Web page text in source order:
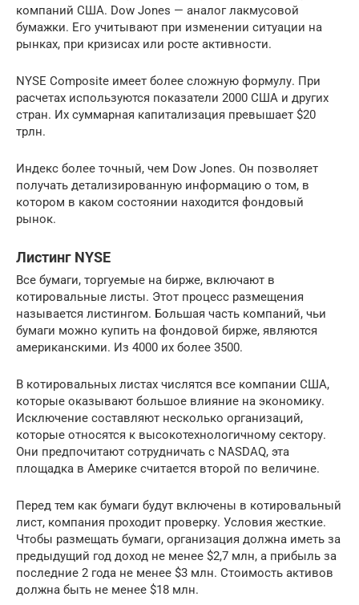
компаний США. Dow Jones — аналог лакмусовой
бумажки. Его учитывают при изменении ситуации на
рынках, при кризисах или росте активности.
NYSE Composite имеет более сложную формулу. При
расчетах используются показатели 2000 США и других
стран. Их суммарная капитализация превышает $20
трлн.
Индекс более точный, чем Dow Jones. Он позволяет
получать детализированную информацию о том, в
котором в каком состоянии находится фондовый
рынок.
Листинг NYSE
Все бумаги, торгуемые на бирже, включают в
котировальные листы. Этот процесс размещения
называется листингом. Большая часть компаний, чьи
бумаги можно купить на фондовой бирже, являются
американскими. Из 4000 их более 3500.
В котировальных листах числятся все компании США,
которые оказывают большое влияние на экономику.
Исключение составляют несколько организаций,
которые относятся к высокотехнологичному сектору.
Они предпочитают сотрудничать с NASDAQ, эта
площадка в Америке считается второй по величине.
Перед тем как бумаги будут включены в котировальный
лист, компания проходит проверку. Условия жесткие.
Чтобы размещать бумаги, организация должна иметь за
предыдущий год доход не менее $2,7 млн, а прибыль за
последние 2 года не менее $3 млн. Стоимость активов
должна быть не менее $18 млн.